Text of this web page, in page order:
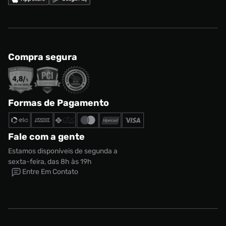
Compra segura
Formas de Pagamento
Fale com a gente
Estamos disponíveis de segunda a
sexta-feira, das 8h às 19h
Entre Em Contato